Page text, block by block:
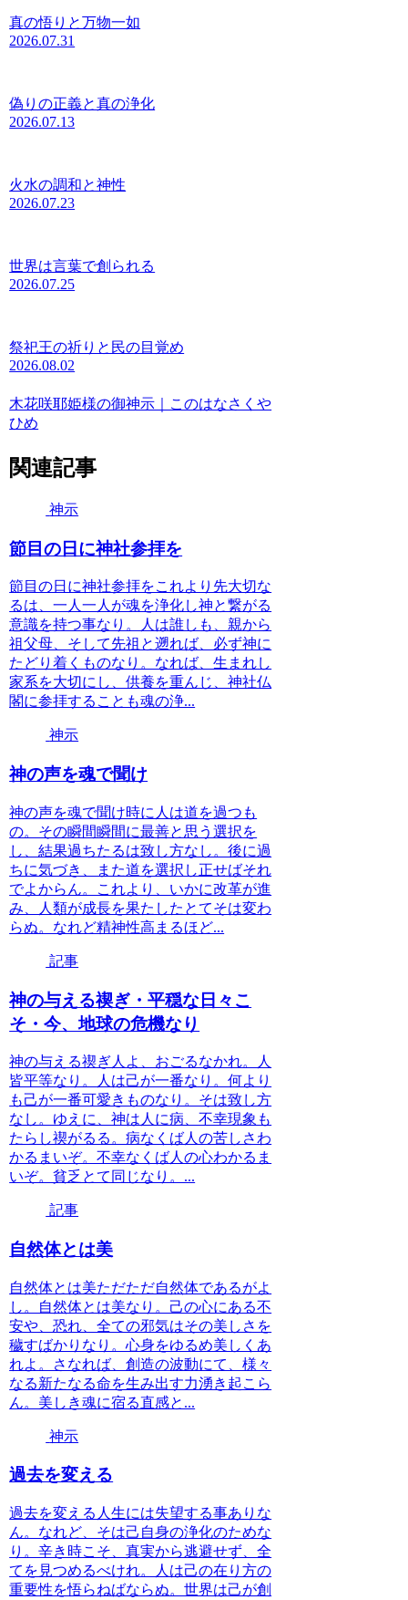
真の悟りと万物一如
2026.07.31
偽りの正義と真の浄化
2026.07.13
火水の調和と神性
2026.07.23
世界は言葉で創られる
2026.07.25
祭祀王の祈りと民の目覚め
2026.08.02
木花咲耶姫様の御神示｜このはなさくや
ひめ
関連記事
神示
節目の日に神社参拝を
節目の日に神社参拝をこれより先大切な
るは、一人一人が魂を浄化し神と繋がる
意識を持つ事なり。人は誰しも、親から
祖父母、そして先祖と遡れば、必ず神に
たどり着くものなり。なれば、生まれし
家系を大切にし、供養を重んじ、神社仏
閣に参拝することも魂の浄...
神示
神の声を魂で聞け
神の声を魂で聞け時に人は道を過つも
の。その瞬間瞬間に最善と思う選択を
し、結果過ちたるは致し方なし。後に過
ちに気づき、また道を選択し正せばそれ
でよからん。これより、いかに改革が進
み、人類が成長を果たしたとてそは変わ
らぬ。なれど精神性高まるほど...
記事
神の与える禊ぎ・平穏な日々こ
そ・今、地球の危機なり
神の与える禊ぎ人よ、おごるなかれ。人
皆平等なり。人は己が一番なり。何より
も己が一番可愛きものなり。そは致し方
なし。ゆえに、神は人に病、不幸現象も
たらし禊がるる。病なくば人の苦しさわ
かるまいぞ。不幸なくば人の心わかるま
いぞ。貧乏とて同じなり。...
記事
自然体とは美
自然体とは美ただただ自然体であるがよ
し。自然体とは美なり。己の心にある不
安や、恐れ、全ての邪気はその美しさを
穢すばかりなり。心身をゆるめ美しくあ
れよ。さなれば、創造の波動にて、様々
なる新たなる命を生み出す力湧き起こら
ん。美しき魂に宿る直感と...
神示
過去を変える
過去を変える人生には失望する事ありな
ん。なれど、そは己自身の浄化のためな
り。辛き時こそ、真実から逃避せず、全
てを見つめるべけれ。人は己の在り方の
重要性を悟らねばならぬ。世界は己が創